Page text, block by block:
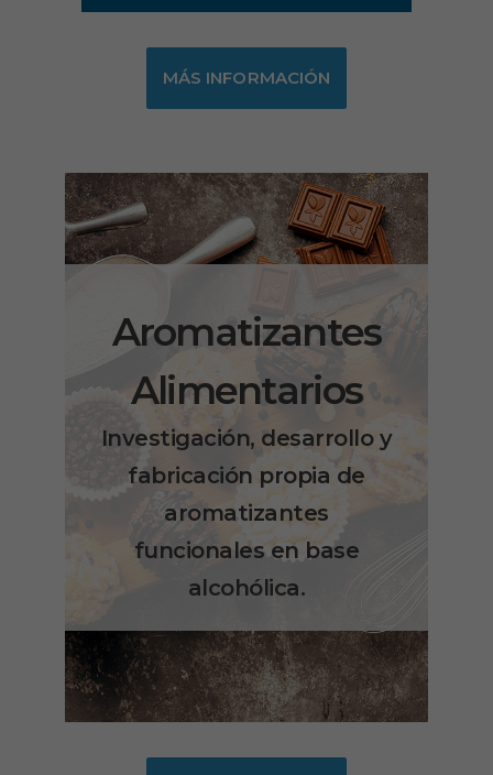
MÁS INFORMACIÓN
Aromatizantes
Alimentarios
Investigación, desarrollo y
fabricación propia de
aromatizantes
funcionales en base
alcohólica.